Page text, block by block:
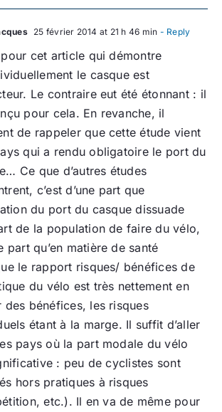
25 février 2014 at 21 h 46 min - Reply
cet article qui démontre
le casque est
Le contraire eut été étonnant : il
pour cela. En revanche, il
de rappeler que cette étude vient
qui a rendu obligatoire le port du
Ce que d’autres études
c’est d’une part que
du port du casque dissuade
de la population de faire du vélo,
part qu’en matière de santé
le rapport risques/ bénéfices de
du vélo est très nettement en
des bénéfices, les risques
étant à la marge. Il suffit d’aller
pays où la part modale du vélo
: peu de cyclistes sont
hors pratiques à risques
etc.). Il en va de même pour